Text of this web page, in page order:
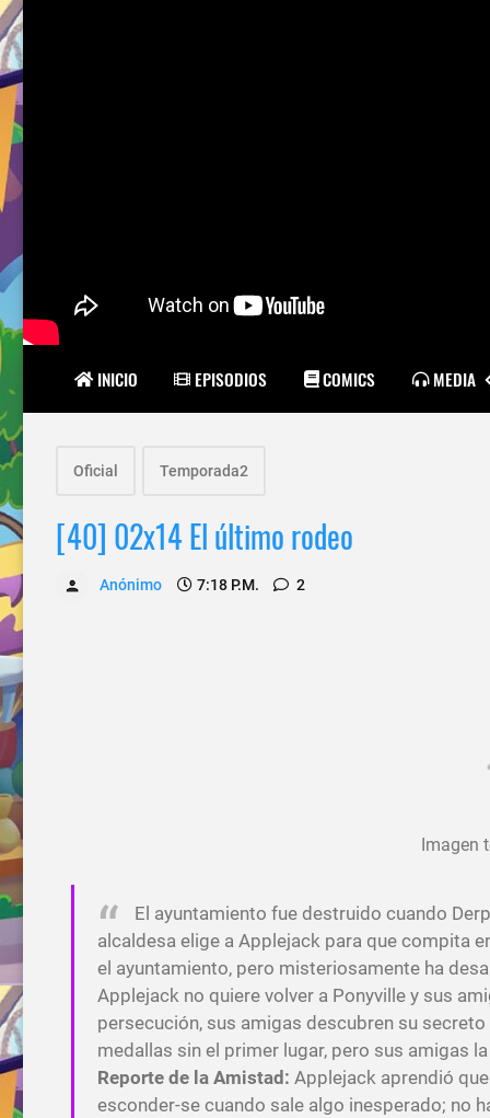
INICIO EPISODIOS COMICS MEDIA
Oficial Temporada2
[40] 02x14 El último rodeo
Anónimo 7:18 P.m. 2
Imagen
El ayuntamiento fue destruido cuando
alcaldesa elige a Applejack para que compita
el ayuntamiento, pero misteriosamente ha
Applejack no quiere volver a Ponyville y sus
persecución, sus amigas descubren su
medallas sin el primer lugar, pero sus amigas
Reporte de la Amistad: Applejack aprendió
esconder-se cuando sale algo inesperado; no